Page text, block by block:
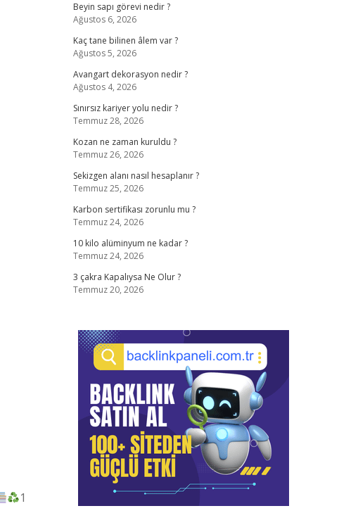
1
Beyin sapı görevi nedir ?
Ağustos 6, 2026
Kaç tane bilinen âlem var ?
Ağustos 5, 2026
Avangart dekorasyon nedir ?
Ağustos 4, 2026
Sınırsız kariyer yolu nedir ?
Temmuz 28, 2026
Kozan ne zaman kuruldu ?
Temmuz 26, 2026
Sekizgen alanı nasıl hesaplanır ?
Temmuz 25, 2026
Karbon sertifikası zorunlu mu ?
Temmuz 24, 2026
10 kilo alüminyum ne kadar ?
Temmuz 24, 2026
3 çakra Kapalıysa Ne Olur ?
Temmuz 20, 2026